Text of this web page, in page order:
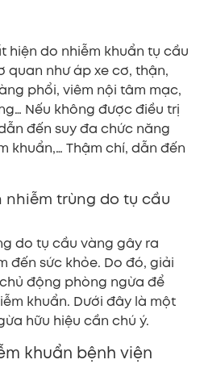
hiện do nhiễm khuẩn tụ cầu
quan như áp xe cơ, thận,
phổi, viêm nội tâm mạc,
Nếu không được điều trị
đến suy đa chức năng
khuẩn,… Thậm chí, dẫn đến
nhiễm trùng do tụ cầu
do tụ cầu vàng gây ra
đến sức khỏe. Do đó, giải
động phòng ngừa để
khuẩn. Dưới đây là một
hữu hiệu cần chú ý.
khuẩn bệnh viện